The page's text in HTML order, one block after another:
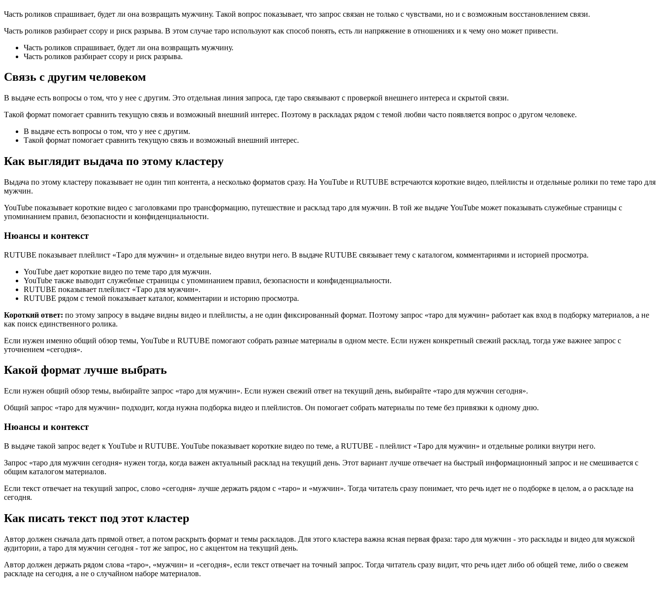
Часть роликов спрашивает, будет ли она возвращать мужчину. Такой вопрос показывает, что запрос связан не только с чувствами, но и с возможным восстановлением связи.
Часть роликов разбирает ссору и риск разрыва. В этом случае таро используют как способ понять, есть ли напряжение в отношениях и к чему оно может привести.
Часть роликов спрашивает, будет ли она возвращать мужчину.
Часть роликов разбирает ссору и риск разрыва.
Связь с другим человеком
В выдаче есть вопросы о том, что у нее с другим. Это отдельная линия запроса, где таро связывают с проверкой внешнего интереса и скрытой связи.
Такой формат помогает сравнить текущую связь и возможный внешний интерес. Поэтому в раскладах рядом с темой любви часто появляется вопрос о другом человеке.
В выдаче есть вопросы о том, что у нее с другим.
Такой формат помогает сравнить текущую связь и возможный внешний интерес.
Как выглядит выдача по этому кластеру
Выдача по этому кластеру показывает не один тип контента, а несколько форматов сразу. На YouTube и RUTUBE встречаются короткие видео, плейлисты и отдельные ролики по теме таро для
мужчин.
YouTube показывает короткие видео с заголовками про трансформацию, путешествие и расклад таро для мужчин. В той же выдаче YouTube может показывать служебные страницы с
упоминанием правил, безопасности и конфиденциальности.
Нюансы и контекст
RUTUBE показывает плейлист «Таро для мужчин» и отдельные видео внутри него. В выдаче RUTUBE связывает тему с каталогом, комментариями и историей просмотра.
YouTube дает короткие видео по теме таро для мужчин.
YouTube также выводит служебные страницы с упоминанием правил, безопасности и конфиденциальности.
RUTUBE показывает плейлист «Таро для мужчин».
RUTUBE рядом с темой показывает каталог, комментарии и историю просмотра.
Короткий ответ: по этому запросу в выдаче видны видео и плейлисты, а не один фиксированный формат. Поэтому запрос «таро для мужчин» работает как вход в подборку материалов, а не
как поиск единственного ролика.
Если нужен именно общий обзор темы, YouTube и RUTUBE помогают собрать разные материалы в одном месте. Если нужен конкретный свежий расклад, тогда уже важнее запрос с
уточнением «сегодня».
Какой формат лучше выбрать
Если нужен общий обзор темы, выбирайте запрос «таро для мужчин». Если нужен свежий ответ на текущий день, выбирайте «таро для мужчин сегодня».
Общий запрос «таро для мужчин» подходит, когда нужна подборка видео и плейлистов. Он помогает собрать материалы по теме без привязки к одному дню.
Нюансы и контекст
В выдаче такой запрос ведет к YouTube и RUTUBE. YouTube показывает короткие видео по теме, а RUTUBE - плейлист «Таро для мужчин» и отдельные ролики внутри него.
Запрос «таро для мужчин сегодня» нужен тогда, когда важен актуальный расклад на текущий день. Этот вариант лучше отвечает на быстрый информационный запрос и не смешивается с
общим каталогом материалов.
Если текст отвечает на текущий запрос, слово «сегодня» лучше держать рядом с «таро» и «мужчин». Тогда читатель сразу понимает, что речь идет не о подборке в целом, а о раскладе на
сегодня.
Как писать текст под этот кластер
Автор должен сначала дать прямой ответ, а потом раскрыть формат и темы раскладов. Для этого кластера важна ясная первая фраза: таро для мужчин - это расклады и видео для мужской
аудитории, а таро для мужчин сегодня - тот же запрос, но с акцентом на текущий день.
Автор должен держать рядом слова «таро», «мужчин» и «сегодня», если текст отвечает на точный запрос. Тогда читатель сразу видит, что речь идет либо об общей теме, либо о свежем
раскладе на сегодня, а не о случайном наборе материалов.